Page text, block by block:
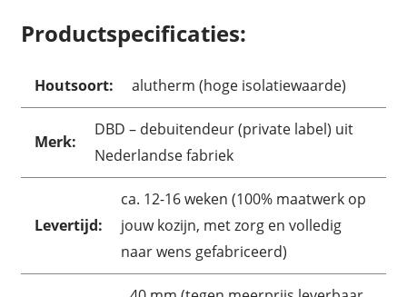
Productspecificaties:
Houtsoort: alutherm (hoge isolatiewaarde)
Merk:
DBD – debuitendeur (private label) uit
Nederlandse fabriek
Levertijd:
ca. 12-16 weken (100% maatwerk op
jouw kozijn, met zorg en volledig
naar wens gefabriceerd)